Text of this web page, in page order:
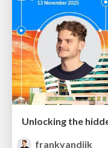
frankvandijk